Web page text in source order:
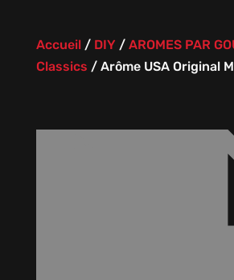
Accueil/ DIY / AROMES PAR
Classics / Arôme USA Original